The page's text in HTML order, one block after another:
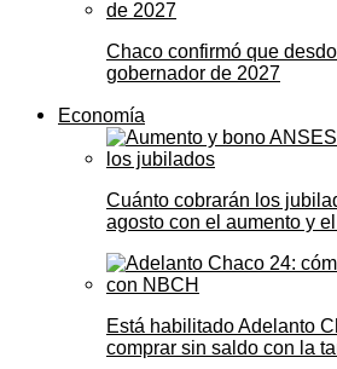
Chaco confirmó que
gobernador de 2027
Economía
Cuánto cobrarán los
agosto con el aumento y
Está habilitado Adelanto
comprar sin saldo con la